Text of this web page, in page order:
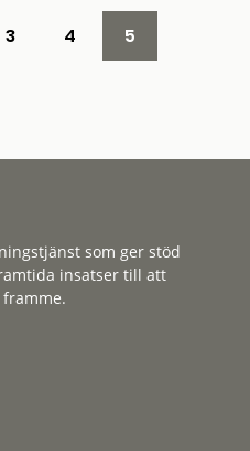
3 4 5
som ger stöd
insatser till att